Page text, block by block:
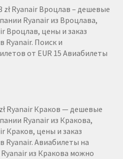
zł Ryanair Вроцлав – дешевые
Ryanair из Вроцлава,
Вроцлав, цены и заказ
Ryanair. Поиск и
от EUR 15 Авиабилеты
Ryanair Краков — дешевые
Ryanair из Кракова,
Краков, цены и заказ
Ryanair. Авиабилеты на
из Кракова можно